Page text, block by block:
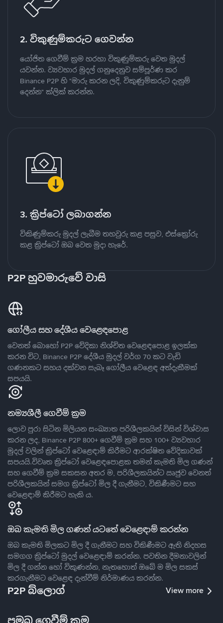
2. විකුණුම්කරුට ගෙවන්න
යෝජිත ගෙවීම් ක්‍රම හරහා විකුණුම්කරු වෙත මුදල්
යවන්න. ව්‍යවහාර මුදල් ගනුදෙනුව සම්පූර්ණ කර
Binance P2P හි "මාරු කරන ලදි, විකුණුම්කරුට දැනුම්
දෙන්න" ක්ලික් කරන්න.
3. ක්‍රිප්ටෝ ලබාගන්න
විකිණුම්කරු මුදල් ලැබීම තහවුරු කළ පසුව, එස්ක්‍රෝරු
කළ ක්‍රිප්ටෝ ඔබ වෙත මුදා හැරේ.
P2P හුවමාරුවේ වාසි
ගෝලීය සහ දේශීය වෙළෙඳපොළ
වෙනත් බොහෝ P2P වේදිකා නිශ්චිත වෙළෙඳපොළ ඉලක්ක
කරන විට, Binance P2P දේශීය මුදල් වර්ග 70 කට වැඩි
ගණනකට සහය දක්වන සැබෑ ගෝලීය වෙළෙඳ අත්දැකීමක්
සපයයි.
නම්‍යශීලී ගෙවීම් ක්‍රම
ලොව පුරා සිටින මිලියන සංඛ්‍යාත පරිශීලකයින් විසින් විශ්වාස
කරන ලද, Binance P2P 800+ ගෙවීම් ක්‍රම සහ 100+ ව්‍යවහාර
මුදල් වලින් ක්‍රිප්ටෝ වෙළෙඳාම් කිරීමට ආරක්ෂිත වේදිකාවක්
සපයයි.විවෘත ක්‍රිප්ටෝ වෙළෙඳපොළක තමන් කැමති මිල ගණන්
සහ ගෙවීම් ක්‍රම සකසන අතර ම, පරිශීලකයින්ට ඍජුව වෙනත්
පරිශීලකයින් සමග ක්‍රිප්ටෝ මිල දී ගැනීමට, විකිණීමට සහ
වෙළෙඳාම් කිරීමට හැකි ය.
ඔබ කැමති මිල ගණන් යටතේ වෙළෙඳාම් කරන්න
ඔබ කැමති මිලකට මිල දී ගැනීමට සහ විකිණීමට ඇති නිදහස
සමගග ක්‍රිප්ටෝ මුදල් වෙළෙඳාම් කරන්න. පවතින දීමනාවලින්
මිල දී ගන්න හෝ විකුණන්න, නැතහොත් ඔබේ ම මිල සකස්
කරගැනීමට වෙළෙඳ දැන්වීම් නිර්මාණය කරන්න.
P2P බ්ලොග් View more